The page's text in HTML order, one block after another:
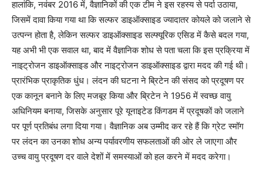
हालांकि, नवंबर 2016 में, वैज्ञानिकों की एक टीम ने इस रहस्य से पर्दा उठाया,
जिसमें दावा किया गया था कि सल्फर डाइऑक्साइड ज्यादातर कोयले को जलाने से
उत्पन्न होता है, लेकिन सल्फर डाइऑक्साइड सल्फ्यूरिक एसिड में कैसे बदल गया,
यह अभी भी एक सवाल था, बाद में वैज्ञानिक शोध से पता चला कि इस प्रक्रिया में
नाइट्रोजन डाइऑक्साइड और नाइट्रोजन डाइऑक्साइड द्वारा मदद की गई थी।
प्रारंभिक प्राकृतिक धुंध। लंदन की घटना ने ब्रिटेन की संसद को प्रदूषण पर
एक कानून बनाने के लिए मजबूर किया और ब्रिटेन ने 1956 में स्वच्छ वायु
अधिनियम बनाया, जिसके अनुसार पूरे यूनाइटेड किंगडम में प्रदूषकों को जलाने
पर पूर्ण प्रतिबंध लगा दिया गया। वैज्ञानिक अब उम्मीद कर रहे हैं कि ग्रेट स्मॉग
पर लंदन का उनका शोध अन्य पर्यावरणीय सफलताओं की ओर ले जाएगा और
उच्च वायु प्रदूषण दर वाले देशों में समस्याओं को हल करने में मदद करेगा।